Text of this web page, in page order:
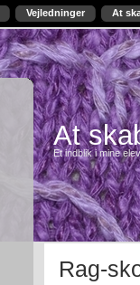
Vejledninger At
At
Et indblik i mine
Rag-